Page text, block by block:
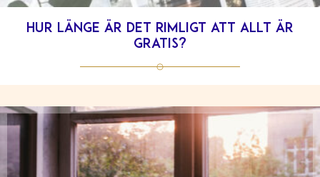
Hur länge är det rimligt att allt är
gratis?